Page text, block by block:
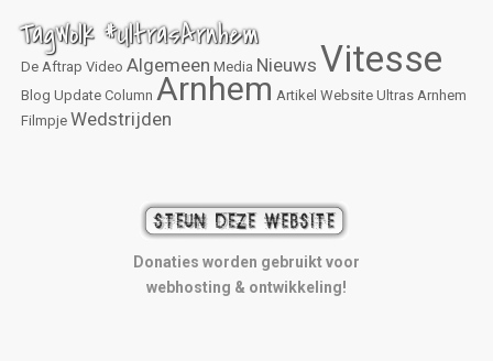
TagWolk #UltrasArnhem
De Aftrap Video Algemeen Media Nieuws Vitesse
Blog Update Column Arnhem Artikel Website Ultras Arnhem
Filmpje Wedstrijden
Donaties worden gebruikt voor
webhosting & ontwikkeling!